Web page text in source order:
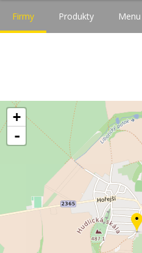
Firmy Produkty Menu
+
-